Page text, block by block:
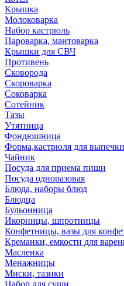
Крышка
Молоковарка
Набор кастрюль
Пароварка, мантоварка
Крышки для СВЧ
Противень
Сковорода
Скороварка
Соковарка
Сотейник
Тазы
Утятница
Фондюшница
Форма,кастрюля для
Чайник
Посуда для приема пищи
Посуда одноразовая
Блюда, наборы блюд
Блюдца
Бульонница
Икорницы, шпротницы
Конфетницы, вазы для
Креманки, емкости для
Масленка
Менажницы
Миски, тазики
Набор для суши